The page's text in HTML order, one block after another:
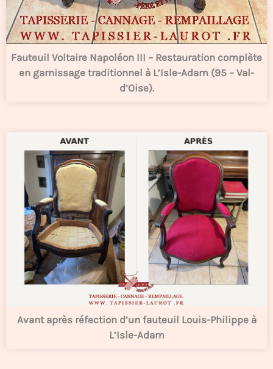
Fauteuil Voltaire Napoléon III – Restauration complète
en garnissage traditionnel à L’Isle-Adam (95 – Val-
d’Oise).
Avant après réfection d’un fauteuil Louis-Philippe à
L’Isle-Adam